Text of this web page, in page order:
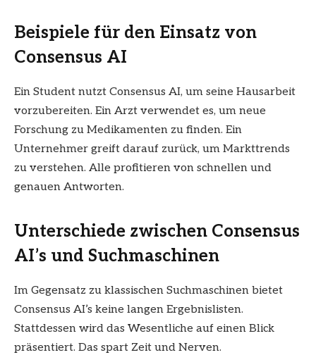
Beispiele für den Einsatz von
Consensus AI
Ein Student nutzt Consensus AI, um seine Hausarbeit
vorzubereiten. Ein Arzt verwendet es, um neue
Forschung zu Medikamenten zu finden. Ein
Unternehmer greift darauf zurück, um Markttrends
zu verstehen. Alle profitieren von schnellen und
genauen Antworten.
Unterschiede zwischen Consensus
AI’s und Suchmaschinen
Im Gegensatz zu klassischen Suchmaschinen bietet
Consensus AI’s keine langen Ergebnislisten.
Stattdessen wird das Wesentliche auf einen Blick
präsentiert. Das spart Zeit und Nerven.